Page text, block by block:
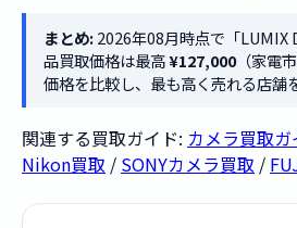
まとめ:2026年08月時点で「LUMIX
品買取価格は最高¥127,000（家電
価格を比較し、最も高く売れる店舗
関連する買取ガイド: カメラ買取ガ
Nikon買取 / SONYカメラ買取 /